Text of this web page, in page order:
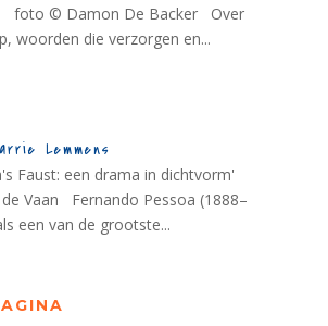
foto © Damon De Backer Over
woorden die verzorgen en...
Lemmens
Faust: een drama in dichtvorm'
Vaan Fernando Pessoa (1888–
een van de grootste...